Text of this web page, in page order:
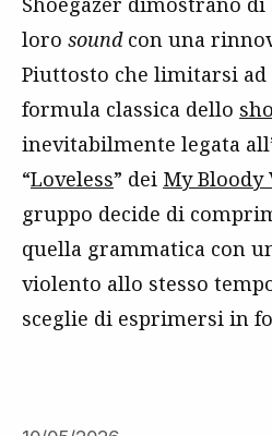
loro soundcon una
Piuttosto che limitarsi
formula classica dello
inevitabilmente legata
“Loveless” dei My Bloody
gruppo decide di
quella grammatica con
violento allo stesso
sceglie di esprimersi in